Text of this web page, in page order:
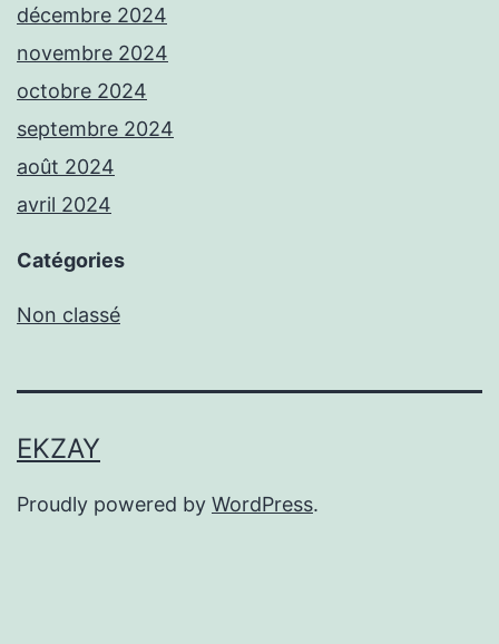
décembre 2024
novembre 2024
octobre 2024
septembre 2024
août 2024
avril 2024
Catégories
Non classé
EKZAY
Proudly powered by WordPress.